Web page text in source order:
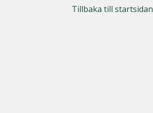
Tillbaka till startsidan